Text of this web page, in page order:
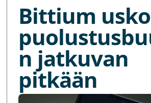
Bittium
n jatkuvan
pitkään